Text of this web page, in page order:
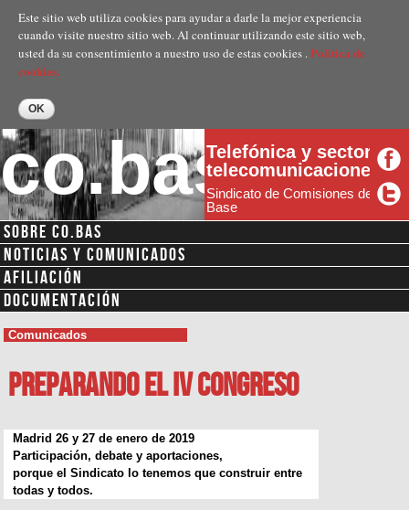
contenido
principal
Este sitio web utiliza cookies para ayudar a darle la mejor experiencia
cuando visite nuestro sitio web. Al continuar utilizando este sitio web,
usted da su consentimiento a nuestro uso de estas cookies .Politica de
cookies.
co.basTelefónica y sector
telecomunicaciones
Sindicato de Comisiones de
Base
SOBRE CO.BAS
NOTICIAS Y COMUNICADOS
AFILIACIÓN
DOCUMENTACIÓN
Comunicados
Preparando el IV Congreso
Madrid 26 y 27 de enero de 2019
Participación, debate y aportaciones,
porque el Sindicato lo tenemos que construir entre
todas y todos.